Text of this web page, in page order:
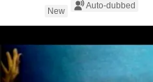
New
Auto-dubbed